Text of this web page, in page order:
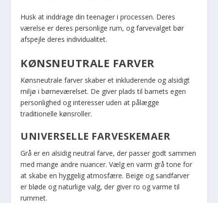
Husk at inddrage din teenager i processen. Deres
værelse er deres personlige rum, og farvevalget bør
afspejle deres individualitet.
KØNSNEUTRALE FARVER
Kønsneutrale farver skaber et inkluderende og alsidigt
miljø i børneværelset. De giver plads til barnets egen
personlighed og interesser uden at pålægge
traditionelle kønsroller.
UNIVERSELLE FARVESKEMAER
Grå er en alsidig neutral farve, der passer godt sammen
med mange andre nuancer. Vælg en varm grå tone for
at skabe en hyggelig atmosfære. Beige og sandfarver
er bløde og naturlige valg, der giver ro og varme til
rummet.